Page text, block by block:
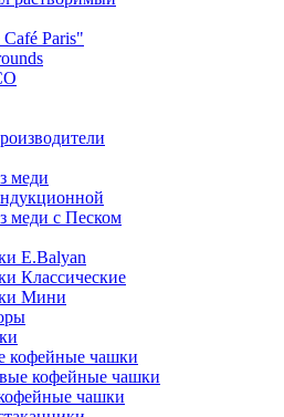
Paris"
меди
меди с Песком
E.Balyan
Классические
Мини
кофейные чашки
кофейные чашки
чашки